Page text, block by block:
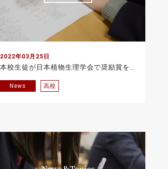
2022年03月25日
News 高校